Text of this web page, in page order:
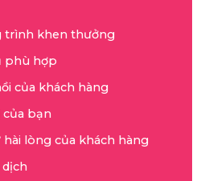
trình khen thưởng
phù hợp
của khách hàng
của bạn
lòng của khách hàng
dịch